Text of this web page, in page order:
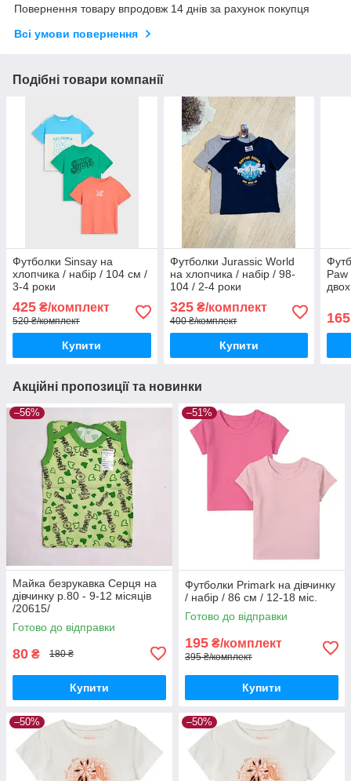
Повернення товару впродовж 14 днів за рахунок покупця
Всі умови повернення
Подібні товари компанії
Футболки Sinsay на
хлопчика / набір / 104 см /
3-4 роки
425 ₴/комплект
520 ₴/комплект
Купити
Футболки Jurassic World
на хлопчика / набір / 98-
104 / 2-4 роки
325₴/комплект
400 ₴/комплект
Купити
165
Акційні пропозиції та новинки
–56%
Майка безрукавка Серця на
дівчинку р.80 - 9-12 місяців
/20615/
Готово до відправки
80 ₴ 180 ₴
Купити
–51%
Футболки Primark на дівчинку
/ набір / 86 см / 12-18 міс.
Готово до відправки
195 ₴/комплект
395 ₴/комплект
Купити
–50% –50%